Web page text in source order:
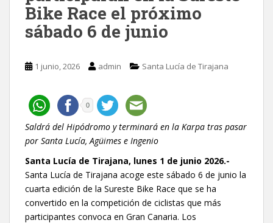
Bike Race el próximo
sábado 6 de junio
1 junio, 2026 admin Santa Lucía de Tirajana
0
Saldrá del Hipódromo y terminará en la Karpa tras pasar
por Santa Lucía, Agüimes e Ingenio
Santa Lucía de Tirajana, lunes 1 de junio 2026.-
Santa Lucía de Tirajana acoge este sábado 6 de junio la
cuarta edición de la Sureste Bike Race que se ha
convertido en la competición de ciclistas que más
participantes convoca en Gran Canaria. Los